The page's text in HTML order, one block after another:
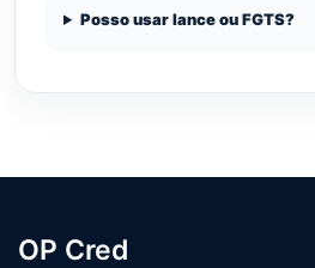
Posso usar lance ou FGTS?
OP Cred